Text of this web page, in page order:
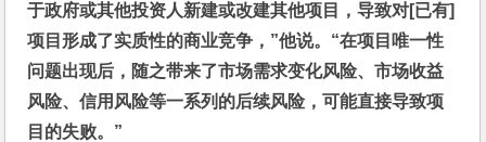
于政府或其他投资人新建或改建其他项目，导致对[已有]
项目形成了实质性的商业竞争，”他说。“在项目唯一性
问题出现后，随之带来了市场需求变化风险、市场收益
风险、信用风险等一系列的后续风险，可能直接导致项
目的失败。”